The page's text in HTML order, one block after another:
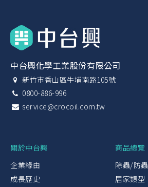
中台興化學工業股份有限公司
新竹市香山區牛埔南路105號
0800-886-996
service@crocoil.com.tw
關於中台興
企業緣由
成長歷史
商品總覽
除蟲/防蟲
居家類型